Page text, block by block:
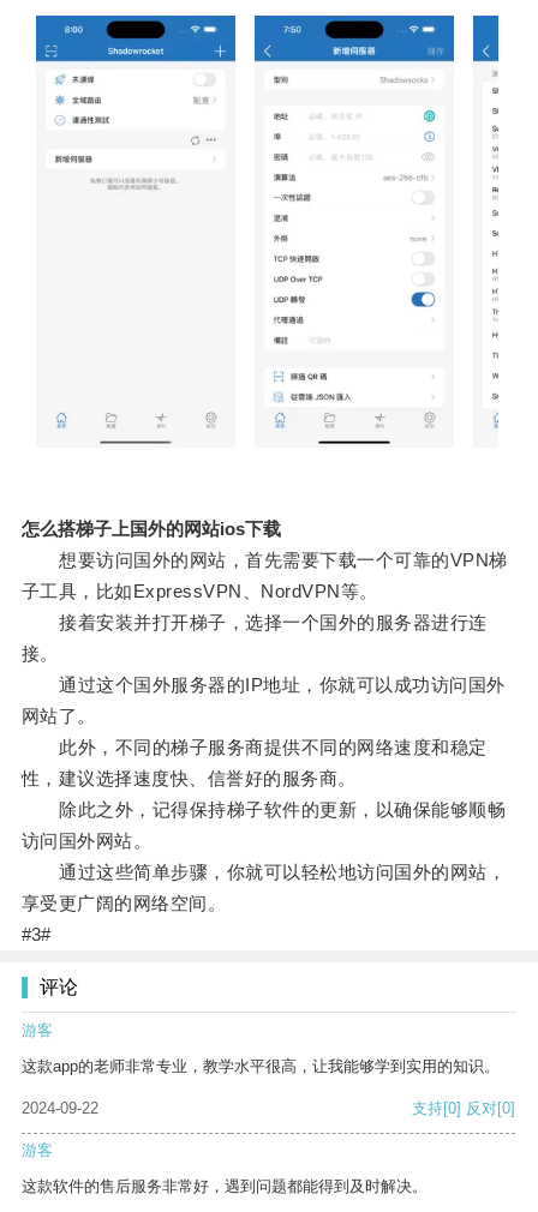
怎么搭梯子上国外的网站ios下载
想要访问国外的网站，首先需要下载一个可靠的VPN梯
子工具，比如ExpressVPN、NordVPN等。
接着安装并打开梯子，选择一个国外的服务器进行连
接。
通过这个国外服务器的IP地址，你就可以成功访问国外
网站了。
此外，不同的梯子服务商提供不同的网络速度和稳定
性，建议选择速度快、信誉好的服务商。
除此之外，记得保持梯子软件的更新，以确保能够顺畅
访问国外网站。
通过这些简单步骤，你就可以轻松地访问国外的网站，
享受更广阔的网络空间。
#3#
评论
游客
这款app的老师非常专业，教学水平很高，让我能够学到实用的知识。
2024-09-22 支持[0] 反对[0]
游客
这款软件的售后服务非常好，遇到问题都能得到及时解决。